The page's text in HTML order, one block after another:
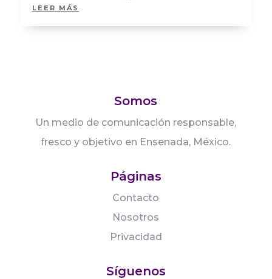
LEER MÁS
Somos
Un medio de comunicación responsable,
fresco y objetivo en Ensenada, México.
Páginas
Contacto
Nosotros
Privacidad
Síguenos